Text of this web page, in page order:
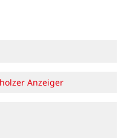
Anzeiger